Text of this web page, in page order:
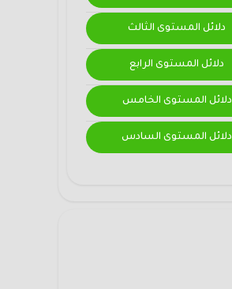
دلائل المستوى الثالث
دلائل المستوى الرابع
دلائل المستوى الخامس
دلائل المستوى السادس